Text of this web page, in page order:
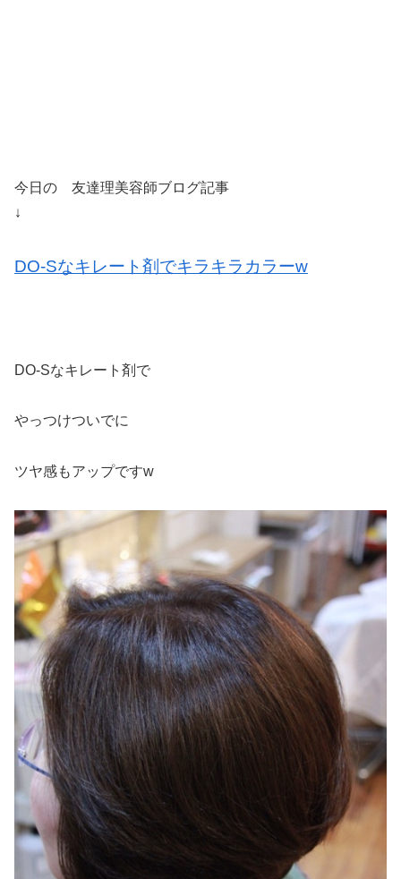
今日の 友達理美容師ブログ記事
↓
DO-Sなキレート剤でキラキラカラーw
DO-Sなキレート剤で
やっつけついでに
ツヤ感もアップですw